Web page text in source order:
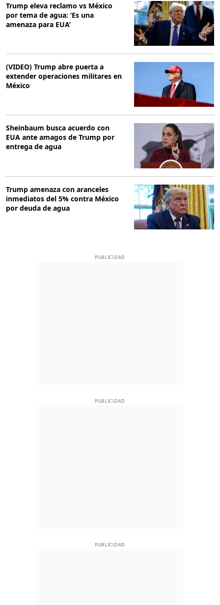
Trump eleva reclamo vs México
por tema de agua: ‘Es una
amenaza para EUA’
(VIDEO) Trump abre puerta a
extender operaciones militares en
México
Sheinbaum busca acuerdo con
EUA ante amagos de Trump por
entrega de agua
Trump amenaza con aranceles
inmediatos del 5% contra México
por deuda de agua
PUBLICIDAD
PUBLICIDAD
PUBLICIDAD